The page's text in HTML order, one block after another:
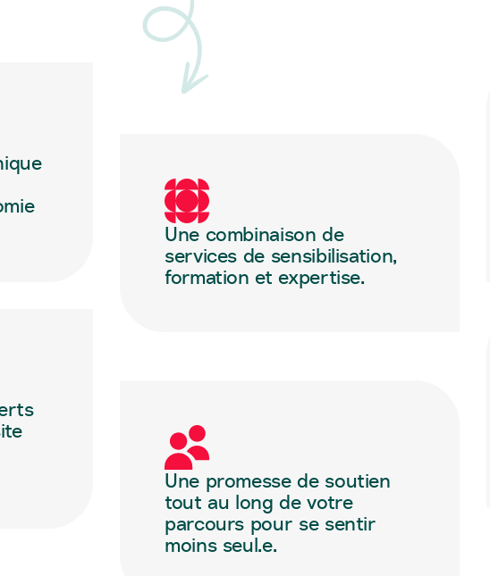
Une combinaison de
services de sensibilisation,
formation et expertise.
Une promesse de soutien
tout au long de votre
parcours pour se sentir
moins seul.e.